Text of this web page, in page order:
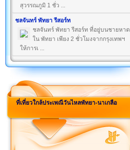
สุวรรณภูมิ 1 ชั่ว ...
ชลจันทร์ พัทยา รีสอร์ท
ชลจันทร์ พัทยา รีสอร์ท ที่อยู่บนชายหาด
ใน พัทยา เพียง 2 ชั่วโมงจากกรุงเทพฯ
ให้การเ ...
ที่เที่ยวใกล้ประเพณีวันไหลพัทยา-นาเกลือ